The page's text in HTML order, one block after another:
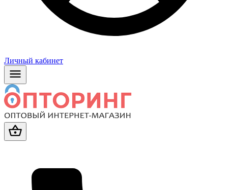
Личный кабинет